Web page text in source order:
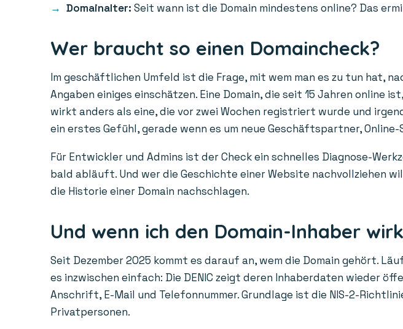
Domainalter: Seit wann ist die Domain mindestens online? Das
Wer braucht so einen Domaincheck?
Im geschäftlichen Umfeld ist die Frage, mit wem man es zu tun hat,
Angaben einiges einschätzen. Eine Domain, die seit 15 Jahren
wirkt anders als eine, die vor zwei Wochen registriert wurde und
ein erstes Gefühl, gerade wenn es um neue Geschäftspartner,
Für Entwickler und Admins ist der Check ein schnelles Diagnose-
bald abläuft. Und wer die Geschichte einer Website nachvollziehen
die Historie einer Domain nachschlagen.
Und wenn ich den Domain-Inhaber
Seit Dezember 2025 kommt es darauf an, wem die Domain gehört.
es inzwischen einfach: Die DENIC zeigt deren Inhaberdaten wieder
Anschrift, E-Mail und Telefonnummer. Grundlage ist die NIS-2-
Privatpersonen.